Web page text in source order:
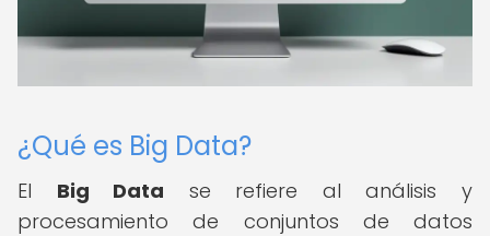
¿Qué es Big Data?
El Big Data se refiere al análisis y
procesamiento de conjuntos de datos